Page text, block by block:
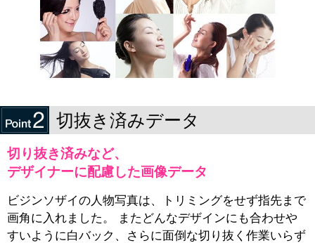
切抜き済みデータ
切り抜き済みなど、
デザイナーに配慮した画像データ
ビジンソザイの人物写真は、トリミングをせず指先まで
画角に入れました。 またどんなデザインにも合わせや
すいように白バック、さらに面倒な切り抜く作業いらず